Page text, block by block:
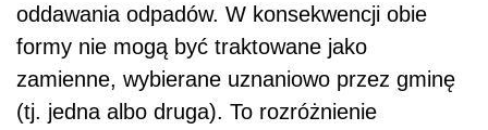
oddawania odpadów. W konsekwencji obie
formy nie mogą być traktowane jako
zamienne, wybierane uznaniowo przez gminę
(tj. jedna albo druga). To rozróżnienie